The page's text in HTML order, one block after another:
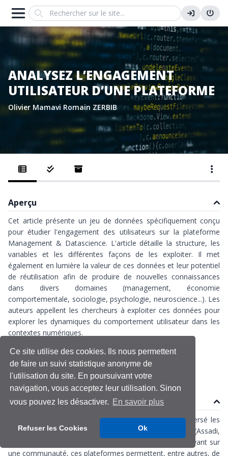
Ce site utilise des cookies. Ils nous permettent
de faire un suivi statistique anonyme de
l'utilisation du site. En poursuivant votre
navigation, vous acceptez leur utilisation. Sinon
vous pouvez les désactiver. En savoir plus
Refuser les Cookies Ok
Search
ANALYSEZ L’ENGAGEMENT
UTILISATEUR D’UNE PLATEFORME
Olivier Mamavi Romain ZERBIB
Aperçu
Cet article présente un jeu de données spécifiquement conçu
pour étudier l'engagement des utilisateurs sur la plateforme
Management & Datascience. L'article détaille la structure, les
variables et les différentes façons de les exploiter. Il met
également en lumière la valeur de ces données et leur potentiel
de réutilisation afin de produire de nouvelles connaissances
dans divers domaines (management, économie
comportementale, sociologie, psychologie, neuroscience...). Les
auteurs appellent les chercheurs à exploiter ces données pour
explorer les dynamiques du comportement utilisateur dans les
contextes numériques.
Management & Datascience Plateforme
Contenu
plateformes numériquesa bouleversé les
modes d’interaction et de création de contenu en ligne (Assadi,
2018; Béjean et al., 2022; Isckia et al., 2020). En s’appuyant sur
une communauté, ces plateformes permettent, entre autres, de